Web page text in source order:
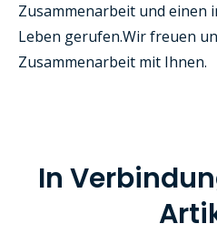
Zusammenarbeit und einen
Leben gerufen.Wir freuen
Zusammenarbeit mit Ihnen.
In